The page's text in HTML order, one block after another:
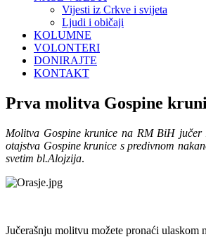
Vijesti iz Crkve i svijeta
Ljudi i običaji
KOLUMNE
VOLONTERI
DONIRAJTE
KONTAKT
Prva molitva Gospine
Molitva Gospine krunice na RM BiH
otajstva Gospine krunice s predivnom
svetim bl.Alojzija.
Jučerašnju molitvu možete pronaći ulaskom